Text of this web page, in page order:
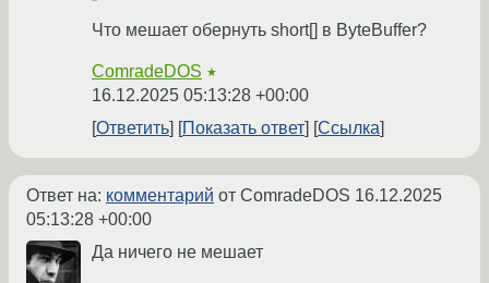
Что мешает обернуть short[] в ByteBuffer?
ComradeDOS ★
16.12.2025 05:13:28 +00:00
Ответить
Показать ответ Ссылка
Ответ на: комментарий от ComradeDOS 16.12.2025
05:13:28 +00:00
Да ничего не мешает